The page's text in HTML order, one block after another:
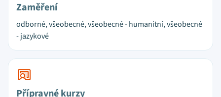
Zaměření
odborné, všeobecné, všeobecné - humanitní, všeobecné
- jazykové
Přípravné kurzy